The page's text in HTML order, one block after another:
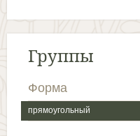
Группы
Форма
прямоугольный